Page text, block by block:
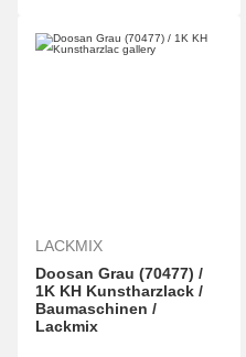
LACKMIX
Doosan Grau (70477) /
1K KH Kunstharzlack /
Baumaschinen /
Lackmix